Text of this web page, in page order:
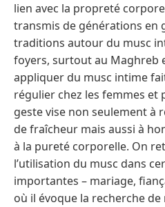
lien avec la propreté
transmis de générations en
traditions autour du musc
foyers, surtout au Maghreb
appliquer du musc intime
régulier chez les femmes et
geste vise non seulement à
de fraîcheur mais aussi à
à la pureté corporelle. On
l’utilisation du musc dans
importantes – mariage,
où il évoque la recherche